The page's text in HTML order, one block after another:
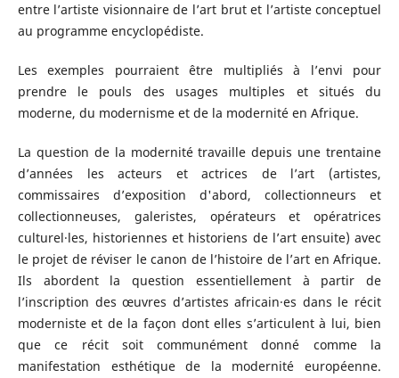
entre l’artiste visionnaire de l’art brut et l’artiste conceptuel
au programme encyclopédiste.
Les exemples pourraient être multipliés à l’envi pour
prendre le pouls des usages multiples et situés du
moderne, du modernisme et de la modernité en Afrique.
La question de la modernité travaille depuis une trentaine
d’années les acteurs et actrices de l’art (artistes,
commissaires d’exposition d'abord, collectionneurs et
collectionneuses, galeristes, opérateurs et opératrices
culturel·les, historiennes et historiens de l’art ensuite) avec
le projet de réviser le canon de l’histoire de l’art en Afrique.
Ils abordent la question essentiellement à partir de
l’inscription des œuvres d’artistes africain·es dans le récit
moderniste et de la façon dont elles s’articulent à lui, bien
que ce récit soit communément donné comme la
manifestation esthétique de la modernité européenne.